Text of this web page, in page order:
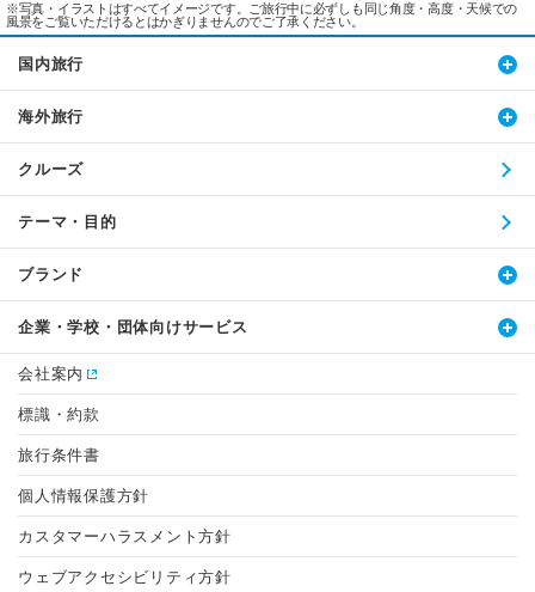
※写真・イラストはすべてイメージです。ご旅行中に必ずしも同じ角度・高度・天候での
風景をご覧いただけるとはかぎりませんのでご了承ください。
国内旅行
海外旅行
クルーズ
テーマ・目的
ブランド
企業・学校・団体向けサービス
会社案内
標識・約款
旅行条件書
個人情報保護方針
カスタマーハラスメント方針
ウェブアクセシビリティ方針